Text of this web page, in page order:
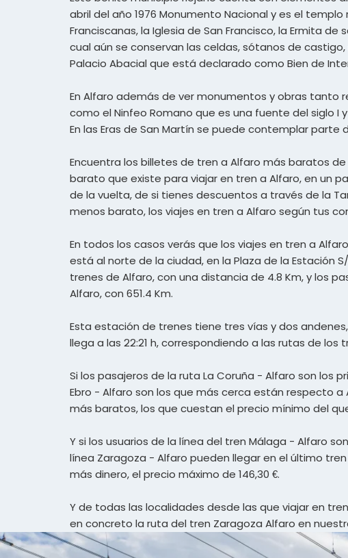
abril del año 1976 Monumento Nacional y es el
Franciscanas, la Iglesia de San Francisco, la Ermita
cual aún se conservan las celdas, sótanos de
Palacio Abacial que está declarado como Bien de
En Alfaro además de ver monumentos y obras tanto
como el Ninfeo Romano que es una fuente del siglo I
En las Eras de San Martín se puede contemplar
Encuentra los billetes de tren a Alfaro más baratos
barato que existe para viajar en tren a Alfaro, en un
de la vuelta, de si tienes descuentos a través de la
menos barato, los viajes en tren a Alfaro según tus
En todos los casos verás que los viajes en tren a
está al norte de la ciudad, en la Plaza de la Estación
trenes de Alfaro, con una distancia de 4.8 Km, y los
Alfaro, con 651.4 Km.
Esta estación de trenes tiene tres vías y dos
llega a las 22:21 h, correspondiendo a las rutas de
Si los pasajeros de la ruta La Coruña - Alfaro son los
Ebro - Alfaro son los que más cerca están respecto
más baratos, los que cuestan el precio mínimo del
Y si los usuarios de la línea del tren Málaga - Alfaro
línea Zaragoza - Alfaro pueden llegar en el último
más dinero, el precio máximo de 146,30 €.
Y de todas las localidades desde las que viajar en
en concreto la ruta del tren Zaragoza Alfaro en